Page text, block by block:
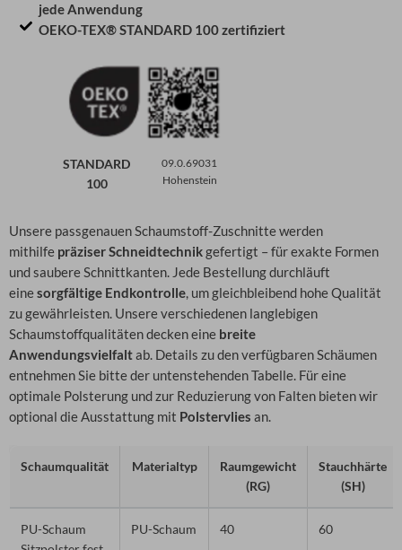
jede Anwendung
OEKO-TEX® STANDARD 100 zertifiziert
STANDARD
100
09.0.69031
Hohenstein
Unsere passgenauen Schaumstoff-Zuschnitte werden
mithilfe präziser Schneidtechnikgefertigt – für exakte Formen
und saubere Schnittkanten. Jede Bestellung durchläuft
einesorgfältige Endkontrolle, um gleichbleibend hohe Qualität
zu gewährleisten. Unsere verschiedenen langlebigen
Schaumstoffqualitäten decken eine breite
Anwendungsvielfaltab. Details zu den verfügbaren Schäumen
entnehmen Sie bitte der untenstehenden Tabelle. Für eine
optimale Polsterung und zur Reduzierung von Falten bieten wir
optional die Ausstattung mit Polstervlies an.
Schaumqualität Materialtyp
Raumgewicht
(RG)
Stauchhärte
(SH)
PU-Schaum
PU-Schaum 40 60